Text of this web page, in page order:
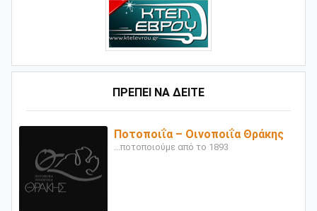
ΠΡΕΠΕΙ ΝΑ ΔΕΙΤΕ
Ποτοποιΐα – Οινοποιΐα Θράκης
...ποτοποιούμε από το 1893